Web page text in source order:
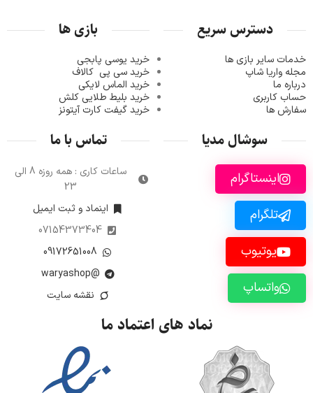
دسترس سریع
خدمات سایر بازی ها
مجله واریا شاپ
درباره ما
حساب کاربری
سفارش ها
بازی ها
خرید یوسی پابجی
خرید سی پی کالاف
خرید الماس لایکی
خرید بلیط طلایی کلش
خرید گیفت کارت آیتونز
سوشال مدیا
اینستاگرام
تلگرام
یوتیوب
واتساپ
تماس با ما
ساعات کاری : همه روزه 8 الی
23
اینماد و ثبت ایمیل
07154373404
09172651008
@waryashop
نقشه سایت
نماد های اعتماد ما